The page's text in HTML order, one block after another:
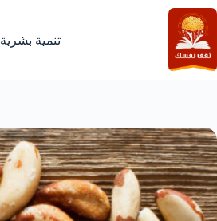
التجاوز
إلى
المحتوى
تنمية بشرية